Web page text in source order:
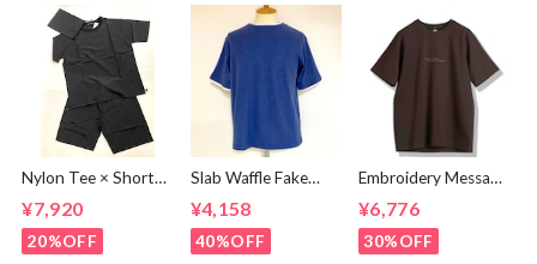
Nylon Tee × Shorts
¥7,920
20%OFF
Slab Waffle Fake
Cut & Sewn Navy
¥4,158
40%OFF
Embroidery Message
shirts Brown
¥6,776
30%OFF